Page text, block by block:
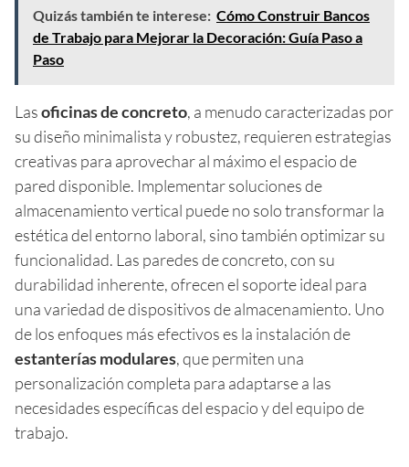
Quizás también te interese: Cómo Construir Bancos
de Trabajo para Mejorar la Decoración: Guía Paso a
Paso
Lasoficinas de concreto, a menudo caracterizadas por
su diseño minimalista y robustez, requieren estrategias
creativas para aprovechar al máximo el espacio de
pared disponible. Implementar soluciones de
almacenamiento vertical puede no solo transformar la
estética del entorno laboral, sino también optimizar su
funcionalidad. Las paredes de concreto, con su
durabilidad inherente, ofrecen el soporte ideal para
una variedad de dispositivos de almacenamiento. Uno
de los enfoques más efectivos es la instalación de
estanterías modulares, que permiten una
personalización completa para adaptarse a las
necesidades específicas del espacio y del equipo de
trabajo.